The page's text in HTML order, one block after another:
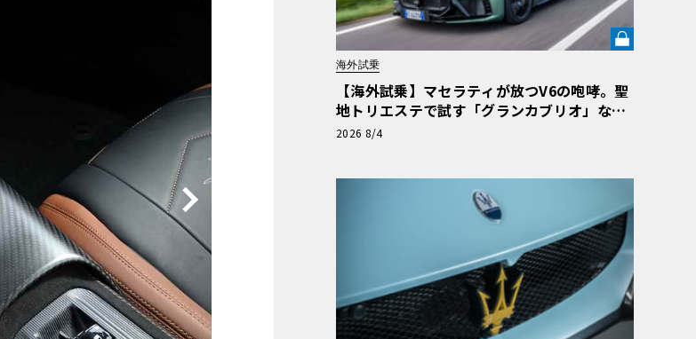
マツダ
海外試乗
【海外試乗】マセラティが放つV6の咆哮。聖
地トリエステで試す「グランカブリオ」など
最新トロフェオ3台の官能評価《LE VOLANT
2026 8/4